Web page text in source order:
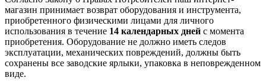
магазин принимает возврат оборудования и инструмента,
приобретенного физическими лицами для личного
использования в течение 14 календарных дней с момента
приобретения. Оборудование не должно иметь следов
эксплуатации, механических повреждений, должны быть
сохранены все заводские ярлыки, упаковка в неповрежденном
виде.